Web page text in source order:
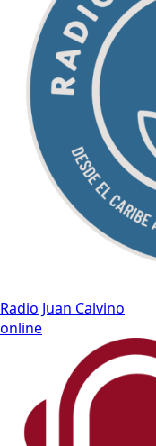
Radio Juan Calvino
online